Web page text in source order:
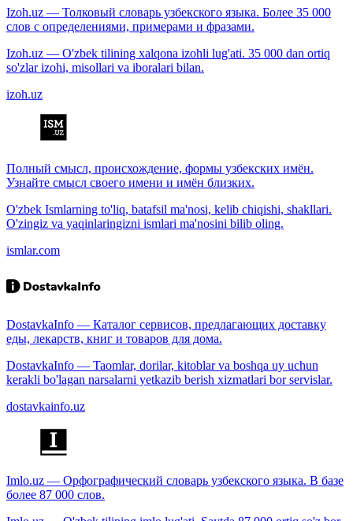
Izoh.uz — Толковый словарь узбекского языка. Более 35 000
слов с определениями, примерами и фразами.
Izoh.uz — O'zbek tilining xalqona izohli lug'ati. 35 000 dan ortiq
so'zlar izohi, misollari va iboralari bilan.
izoh.uz
Полный смысл, происхождение, формы узбекских имён.
Узнайте смысл своего имени и имён близких.
O'zbek Ismlarning to'liq, batafsil ma'nosi, kelib chiqishi, shakllari.
O'zingiz va yaqinlaringizni ismlari ma'nosini bilib oling.
ismlar.com
DostavkaInfo — Каталог сервисов, предлагающих доставку
еды, лекарств, книг и товаров для дома.
DostavkaInfo — Taomlar, dorilar, kitoblar va boshqa uy uchun
kerakli bo'lagan narsalarni yetkazib berish xizmatlari bor servislar.
dostavkainfo.uz
Imlo.uz — Орфографический словарь узбекского языка. В базе
более 87 000 слов.